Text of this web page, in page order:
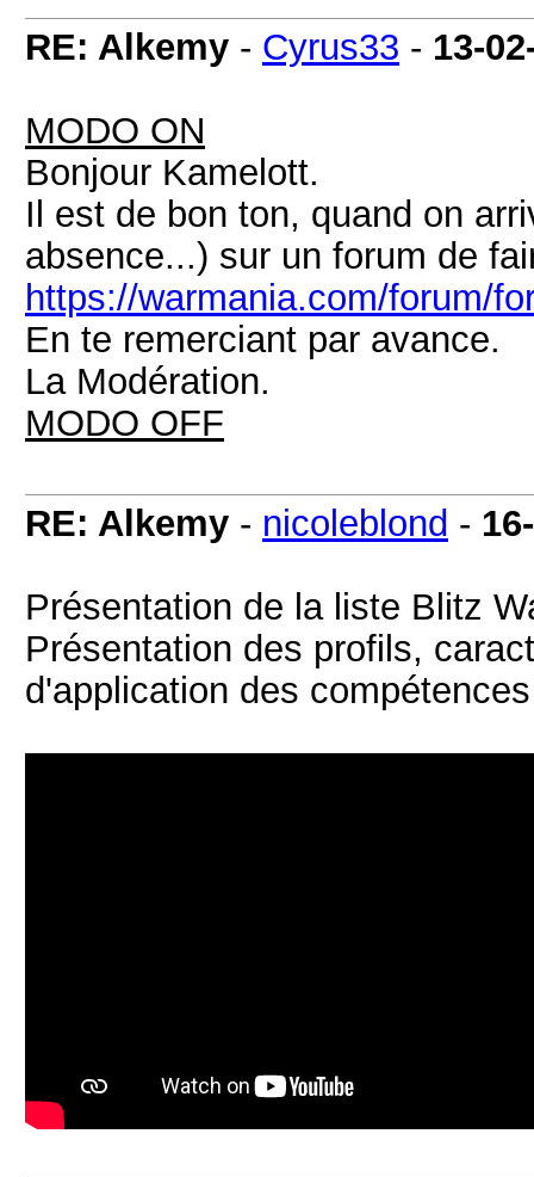
RE: Alkemy - Cyrus33 - 13-
MODO ON
Bonjour Kamelott.
Il est de bon ton, quand on
absence...) sur un forum de
https://warmania.com/forum/
En te remerciant par avance.
La Modération.
MODO OFF
RE: Alkemy - nicoleblond -
Présentation de la liste Blitz
Présentation des profils,
d'application des